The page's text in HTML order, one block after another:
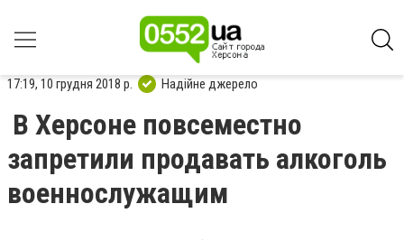
17:19, 10 грудня 2018 р. Надійне джерело
В Херсоне повсеместно
запретили продавать алкоголь
военнослужащим